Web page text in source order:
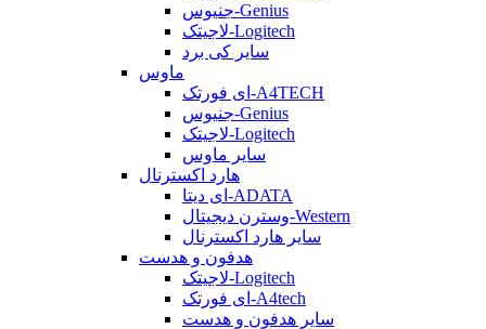
جنیوس-Genius
لاجیتک-Logitech
سایر کی برد
ماوس
ای فورتک-A4TECH
جنیوس-Genius
لاجیتک-Logitech
سایر ماوس
هارد اکسترنال
ای دیتا-ADATA
وسترن دیجیتال-Western
سایر هارد اکسترنال
هدفون و هدست
لاجیتک-Logitech
ای فورتک-A4tech
سایر هدفون و هدست